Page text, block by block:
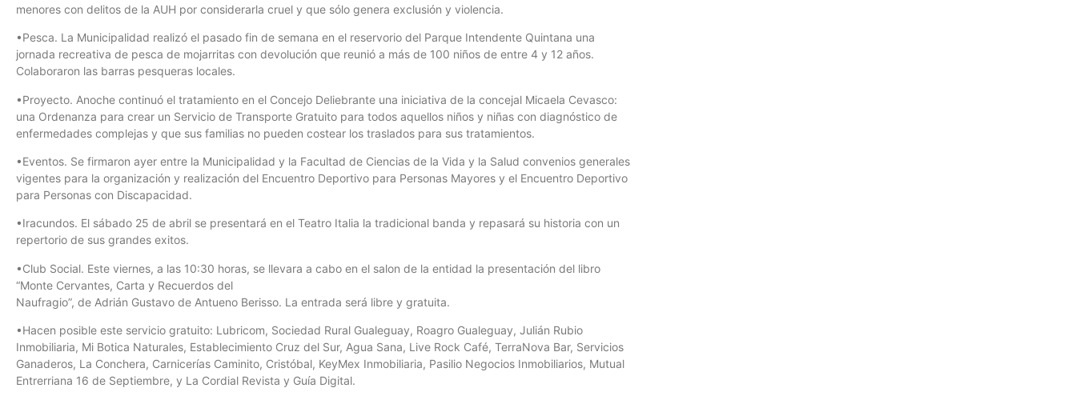
menores con delitos de la AUH por considerarla cruel y que sólo genera exclusión y violencia.
•Pesca. La Municipalidad realizó el pasado fin de semana en el reservorio del Parque Intendente Quintana una
jornada recreativa de pesca de mojarritas con devolución que reunió a más de 100 niños de entre 4 y 12 años.
Colaboraron las barras pesqueras locales.
•Proyecto. Anoche continuó el tratamiento en el Concejo Deliebrante una iniciativa de la concejal Micaela Cevasco:
una Ordenanza para crear un Servicio de Transporte Gratuito para todos aquellos niños y niñas con diagnóstico de
enfermedades complejas y que sus familias no pueden costear los traslados para sus tratamientos.
•Eventos. Se firmaron ayer entre la Municipalidad y la Facultad de Ciencias de la Vida y la Salud convenios generales
vigentes para la organización y realización del Encuentro Deportivo para Personas Mayores y el Encuentro Deportivo
para Personas con Discapacidad.
•Iracundos. El sábado 25 de abril se presentará en el Teatro Italia la tradicional banda y repasará su historia con un
repertorio de sus grandes exitos.
•Club Social. Este viernes, a las 10:30 horas, se llevara a cabo en el salon de la entidad la presentación del libro
“Monte Cervantes, Carta y Recuerdos del
Naufragio”, de Adrián Gustavo de Antueno Berisso. La entrada será libre y gratuita.
•Hacen posible este servicio gratuito: Lubricom, Sociedad Rural Gualeguay, Roagro Gualeguay, Julián Rubio
Inmobiliaria, Mi Botica Naturales, Establecimiento Cruz del Sur, Agua Sana, Live Rock Café, TerraNova Bar, Servicios
Ganaderos, La Conchera, Carnicerías Caminito, Cristóbal, KeyMex Inmobiliaria, Pasilio Negocios Inmobiliarios, Mutual
Entrerriana 16 de Septiembre, y La Cordial Revista y Guía Digital.